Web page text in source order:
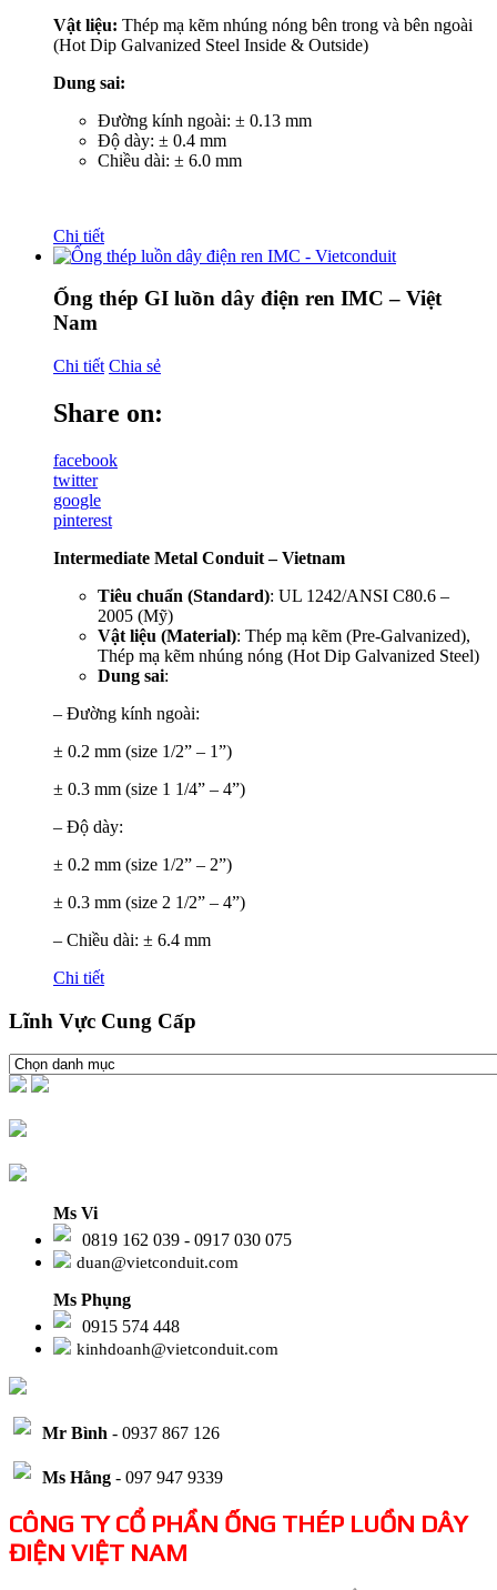
Vật liệu: Thép mạ kẽm nhúng nóng bên trong và bên ngoài
(Hot Dip Galvanized Steel Inside & Outside)
Dung sai:
Đường kính ngoài: ± 0.13 mm
Độ dày: ± 0.4 mm
Chiều dài: ± 6.0 mm
Chi tiết
Ống thép GI luồn dây điện ren IMC – Việt
Nam
Chi tiết Chia sẻ
Share on:
facebook
twitter
google
pinterest
Intermediate Metal Conduit – Vietnam
Tiêu chuẩn (Standard): UL 1242/ANSI C80.6 –
2005 (Mỹ)
Vật liệu (Material): Thép mạ kẽm (Pre-Galvanized),
Thép mạ kẽm nhúng nóng (Hot Dip Galvanized Steel)
Dung sai:
– Đường kính ngoài:
± 0.2 mm (size 1/2” – 1”)
± 0.3 mm (size 1 1/4” – 4”)
– Độ dày:
± 0.2 mm (size 1/2” – 2”)
± 0.3 mm (size 2 1/2” – 4”)
– Chiều dài: ± 6.4 mm
Chi tiết
Lĩnh Vực Cung Cấp
Ms Vi
0819 162 039 - 0917 030 075
duan@vietconduit.com
Ms Phụng
0915 574 448
kinhdoanh@vietconduit.com
Mr Bình - 0937 867 126
Ms Hằng - 097 947 9339
CÔNG TY CỔ PHẦN ỐNG THÉP LUỒN DÂY
ĐIỆN VIỆT NAM